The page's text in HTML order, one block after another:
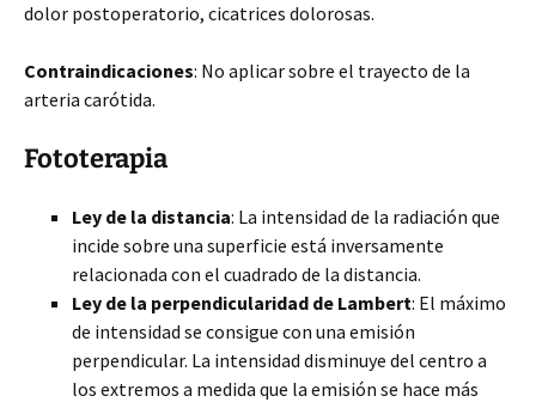
dolor postoperatorio, cicatrices dolorosas.
Contraindicaciones: No aplicar sobre el trayecto de la
arteria carótida.
Fototerapia
Ley de la distancia: La intensidad de la radiación que
incide sobre una superficie está inversamente
relacionada con el cuadrado de la distancia.
Ley de la perpendicularidad de Lambert: El máximo
de intensidad se consigue con una emisión
perpendicular. La intensidad disminuye del centro a
los extremos a medida que la emisión se hace más